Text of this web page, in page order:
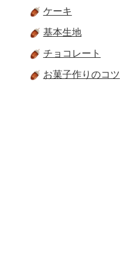
ケーキ
基本生地
チョコレート
お菓子作りのコツ